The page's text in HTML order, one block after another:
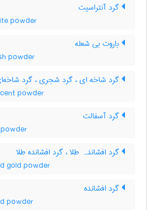
گرد آنتراسیت
powder
باروت بی شعله
powder
گرد شاخه ای ، گرد شجری ، گرد
powder
گرد آسفالت
گرد افشاندہ طلا ، گرد افشانده طلا
gold powder
گرد افشانده
powder